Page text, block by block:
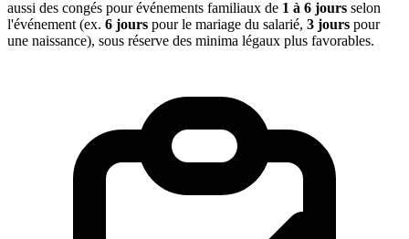
aussi des congés pour événements familiaux de 1 à 6 jours selon
l'événement (ex. 6 jours pour le mariage du salarié, 3 jours pour
une naissance), sous réserve des minima légaux plus favorables.